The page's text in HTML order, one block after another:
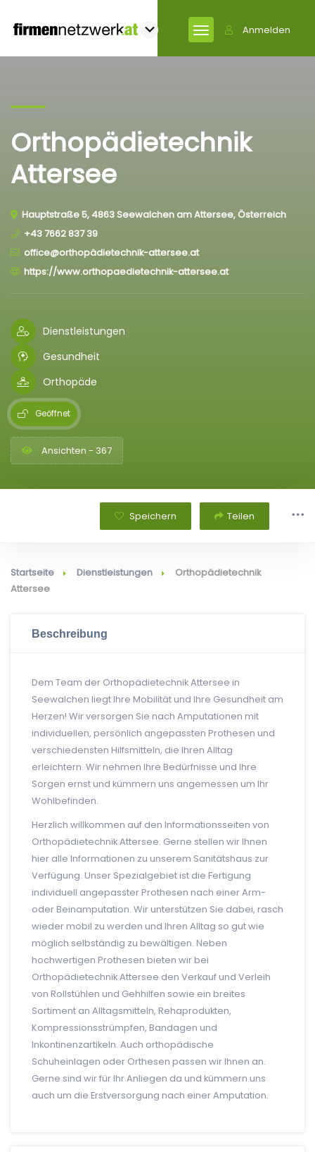
Anmelden
Orthopädietechnik
Attersee
Hauptstraße 5, 4863 Seewalchen am Attersee, Österreich
+43 7662 837 39
office@orthopädietechnik-attersee.at
https://www.orthopaedietechnik-attersee.at
Dienstleistungen
Gesundheit
Orthopäde
Geöffnet
Ansichten - 367
Speichern Teilen
Startseite Dienstleistungen
Orthopädietechnik
Attersee
Beschreibung
Dem Team der Orthopädietechnik Attersee in
Seewalchen liegt Ihre Mobilität und Ihre Gesundheit am
Herzen! Wir versorgen Sie nach Amputationen mit
individuellen, persönlich angepassten Prothesen und
verschiedensten Hilfsmitteln, die Ihren Alltag
erleichtern. Wir nehmen Ihre Bedürfnisse und Ihre
Sorgen ernst und kümmern uns angemessen um Ihr
Wohlbefinden.
Herzlich willkommen auf den Informationsseiten von
Orthopädietechnik Attersee. Gerne stellen wir Ihnen
hier alle Informationen zu unserem Sanitätshaus zur
Verfügung. Unser Spezialgebiet ist die Fertigung
individuell angepasster Prothesen nach einer Arm-
oder Beinamputation. Wir unterstützen Sie dabei, rasch
wieder mobil zu werden und Ihren Alltag so gut wie
möglich selbständig zu bewältigen. Neben
hochwertigen Prothesen bieten wir bei
Orthopädietechnik Attersee den Verkauf und Verleih
von Rollstühlen und Gehhilfen sowie ein breites
Sortiment an Alltagsmitteln, Rehaprodukten,
Kompressionsstrümpfen, Bandagen und
Inkontinenzartikeln. Auch orthopädische
Schuheinlagen oder Orthesen passen wir Ihnen an.
Gerne sind wir für Ihr Anliegen da und kümmern uns
auch um die Erstversorgung nach einer Amputation.